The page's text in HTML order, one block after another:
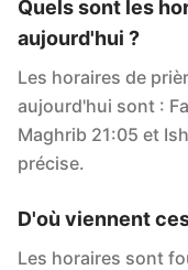
Quels sont les
aujourd'hui ?
Les horaires de
aujourd'hui sont :
Maghrib 21:05 et
précise.
D'où viennent
Les horaires sont